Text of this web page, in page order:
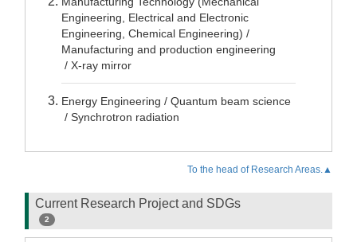
Engineering, Electrical and Electronic
Engineering, Chemical Engineering) /
Manufacturing and production engineering
/ X-ray mirror
Energy Engineering / Quantum beam science
/ Synchrotron radiation
To the head of Research Areas.▲
Current Research Project and SDGs
2